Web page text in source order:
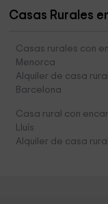
Casas Rurales
Casas rurales con
Menorca
Alquiler de casa rural
Barcelona
Casa rural con
Lluís
Alquiler de casa